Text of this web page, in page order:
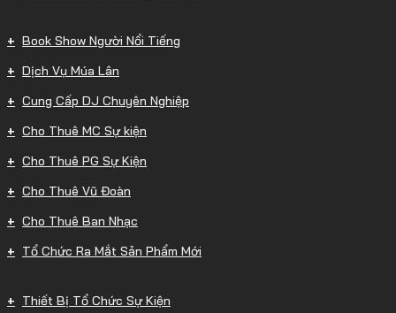
Book Show Người Nổi Tiếng
Dịch Vụ Múa Lân
Cung Cấp DJ Chuyên Nghiệp
Cho Thuê MC Sự kiện
Cho Thuê PG Sự Kiện
Cho Thuê Vũ Đoàn
Cho Thuê Ban Nhạc
Tổ Chức Ra Mắt Sản Phẩm Mới
Thiết Bị Tổ Chức Sự Kiện